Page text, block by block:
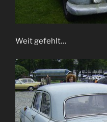
Weit gefehlt…